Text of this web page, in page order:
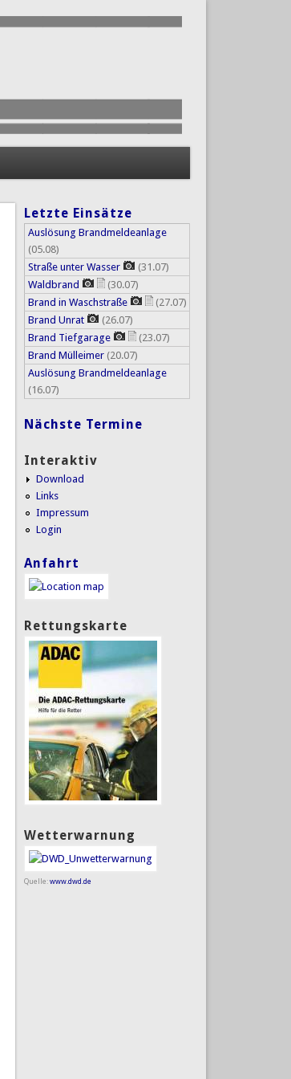
Letzte Einsätze
Auslösung Brandmeldeanlage
(05.08)
Straße unter Wasser
(31.07)
Waldbrand
(30.07)
Brand in Waschstraße
(27.07)
Brand Unrat
(26.07)
Brand Tiefgarage
(23.07)
Brand Mülleimer (20.07)
Auslösung Brandmeldeanlage
(16.07)
Nächste Termine
Interaktiv
Download
Links
Impressum
Login
Anfahrt
Rettungskarte
Wetterwarnung
Quelle: www.dwd.de